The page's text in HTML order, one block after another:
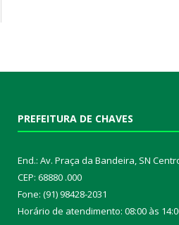
PREFEITURA DE CHAVES
End.: Av. Praça da Bandeira, SN
CEP: 68880 .000
Fone: (91) 98428-2031
Horário de atendimento: 08:00 às